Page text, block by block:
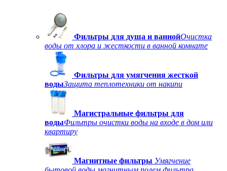
Фильтры для душа и ваннойОчистка
воды от хлора и жесткости в ванной комнате
Фильтры для умягчения жесткой
водыЗащита теплотехники от накипи
Магистральные фильтры для
водыФильтры очистки воды на входе в дом или
квартиру
Магнитные фильтры Умягчение